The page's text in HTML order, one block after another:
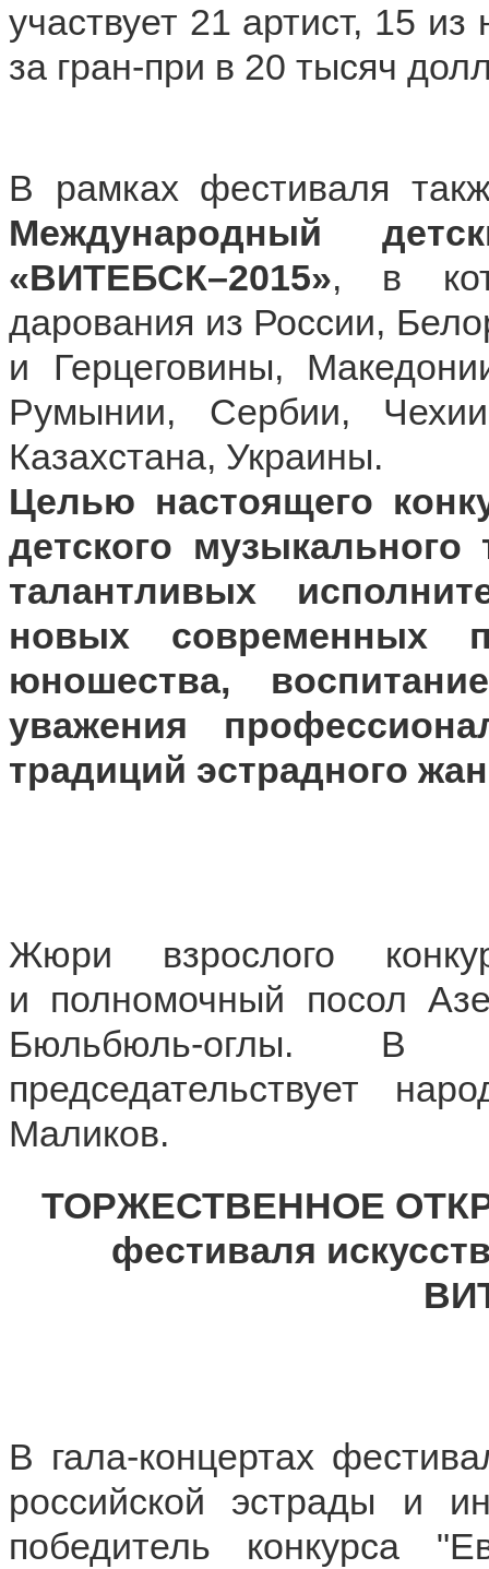
участвует 21 артист, 15
за гран-при в 20 тысяч
В рамках фестиваля
Международный
«ВИТЕБСК–2015», в
дарования из России,
и Герцеговины,
Румынии, Сербии,
Казахстана, Украины.
Целью настоящего
детского
талантливых
новых современных
юношества,
уважения
традиций эстрадного
Жюри взрослого
и полномочный посол
Бюльбюль-оглы. В
председательствует
Маликов.
ТОРЖЕСТВЕННОЕ
фестиваля
В гала-концертах
российской эстрады и
победитель конкурса